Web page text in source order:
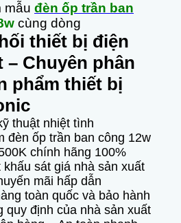
mẫu đèn ốp trần ban
cùng dòng
thiết bị điện
– Chuyên phân
phẩm thiết bị
thuật nhiệt tình
đèn ốp trần ban công 12w
chính hãng 100%
sát giá nhà sản xuất
mãi hấp dẫn
toàn quốc và bảo hành
quy định của nhà sản xuất